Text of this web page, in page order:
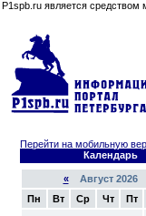
P1spb.ru является
Перейти на мобильную
Календарь
«Август 2026
Пн
Вт Ср Чт Пт